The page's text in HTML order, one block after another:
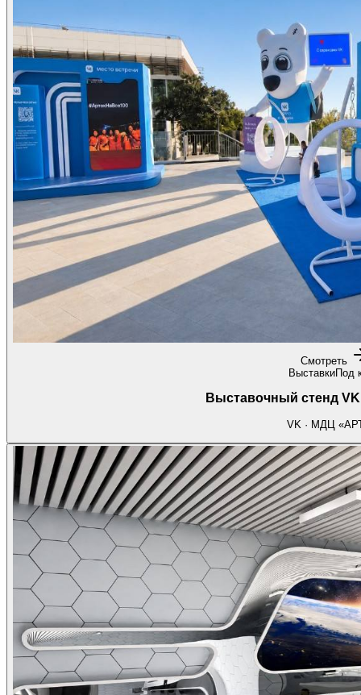
Смотреть
ВыставкиПод
Выставочный стенд
VK · МДЦ